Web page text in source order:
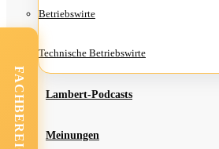
Betriebs­wir­te
Tech­ni­sche Betriebswirte
Lam­­bert-Pod­­casts
Mei­nun­gen
FACHBEREICHE